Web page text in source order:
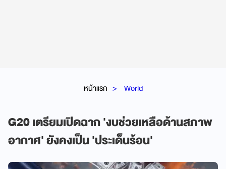
หน้าแรก World
G20 เตรียมเปิดฉาก 'งบช่วยเหลือด้านสภาพ
อากาศ' ยังคงเป็น 'ประเด็นร้อน'